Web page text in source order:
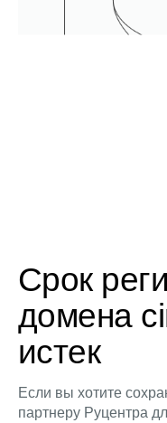
Срок
домена
истек
Если вы хотите
партнеру Руцентра